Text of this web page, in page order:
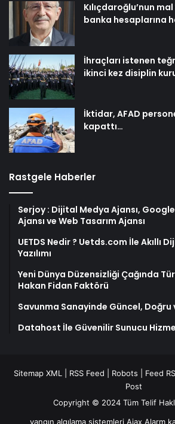
Kılıçdaroğlu’nun
banka hesaplarına
İhraçları istenen
ikinci kez disiplin
İktidar, AFAD
kapattı…
Rastgele Haberler
Serjoy : Dijital Medya Ajansı, Google
Ajansı ve Web Tasarım Ajansı
UETDS Nedir ? Uetds.com İle Akıllı
Yazılımı
Yeni Dünya Düzensizliği Çağında
Hakan Fidan Faktörü
Savunma Sanayinde Güncel, Doğru
Datahost İle Güvenilir Sunucu
Sitemap XML RSS Feed Robots Feed
Post
Copyright © 2024 Tüm Telif
yangın algılama sistemleri Ajax Alarm